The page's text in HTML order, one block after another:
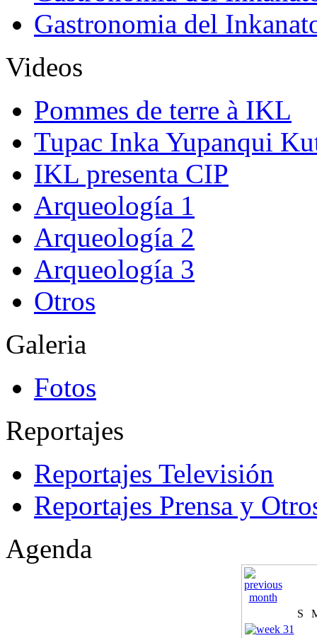
Gastronomia del
Videos
Pommes de terre à IKL
Tupac Inka Yupanqui
IKL presenta CIP
Arqueología 1
Arqueología 2
Arqueología 3
Otros
Galeria
Fotos
Reportajes
Reportajes Televisión
Reportajes Prensa y
Agenda
S